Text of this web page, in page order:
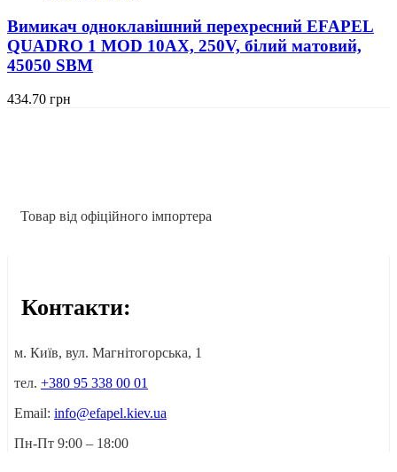
Вимикач одноклавішний перехресний EFAPEL
QUADRO 1 MOD 10АХ, 250V, білий матовий,
45050 SBM
434.70 грн
Товар від офіційного імпортера
Контакти:
м. Київ, вул. Магнітогорська, 1
тел. +380 95 338 00 01
Email: info@efapel.kiev.ua
Пн-Пт 9:00 – 18:00